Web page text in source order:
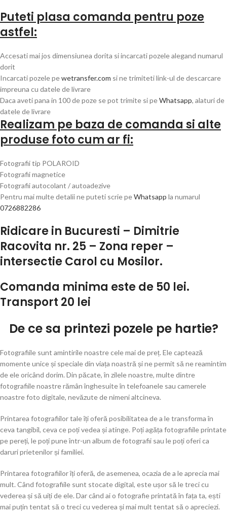
Puteti plasa comanda pentru poze
astfel:
Accesati mai jos dimensiunea dorita si incarcati pozele alegand numarul
dorit
Incarcati pozele pewetransfer.com si ne trimiteti link-ul de descarcare
impreuna cu datele de livrare
Daca aveti pana in 100 de poze se pot trimite si peWhatsapp, alaturi de
datele de livrare
Realizam pe baza de comanda si alte
produse foto cum ar fi:
Fotografii tip POLAROID
Fotografii magnetice
Fotografii autocolant / autoadezive
Pentru mai multe detalii ne puteti scrie peWhatsapp la numarul
0726882286
Ridicare in Bucuresti – Dimitrie
Racovita nr. 25 – Zona reper –
intersectie Carol cu Mosilor.
Comanda minima este de 50 lei.
Transport 20 lei
De ce sa printezi pozele pe hartie?
Fotografiile sunt amintirile noastre cele mai de preț. Ele captează
momente unice și speciale din viața noastră și ne permit să ne reamintim
de ele oricând dorim. Din păcate, în zilele noastre, multe dintre
fotografiile noastre rămân înghesuite în telefoanele sau camerele
noastre foto digitale, nevăzute de nimeni altcineva.
Printarea fotografiilor tale îți oferă posibilitatea de a le transforma în
ceva tangibil, ceva ce poți vedea și atinge. Poți agăța fotografiile printate
pe pereți, le poți pune într-un album de fotografii sau le poți oferi ca
daruri prietenilor și familiei.
Printarea fotografiilor îți oferă, de asemenea, ocazia de a le aprecia mai
mult. Când fotografiile sunt stocate digital, este ușor să le treci cu
vederea și să uiți de ele. Dar când ai o fotografie printată în fața ta, ești
mai puțin tentat să o treci cu vederea și mai mult tentat să o apreciezi.